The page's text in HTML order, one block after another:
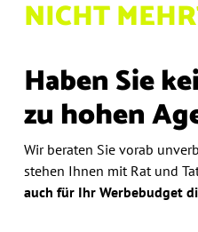
NICHT
Haben Sie
zu hohen
Wir beraten Sie vorab
stehen Ihnen mit Rat und
auch für Ihr Werbebudget